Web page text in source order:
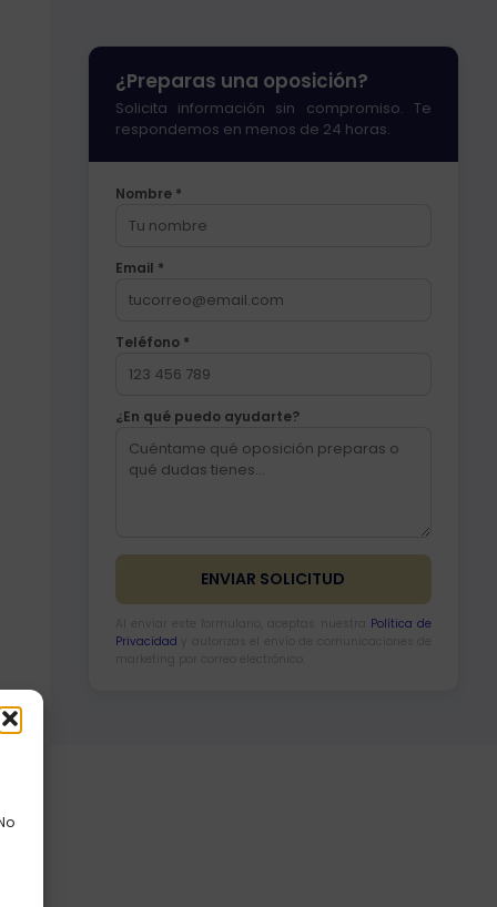
¿Preparas una oposición?
Solicita información sin compromiso. Te
respondemos en menos de 24 horas.
Nombre *
Email *
Teléfono *
¿En qué puedo ayudarte?
Política de
Privacidad